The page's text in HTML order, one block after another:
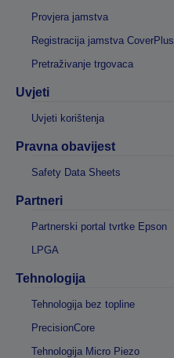
Provjera jamstva
Registracija jamstva CoverPlus
Pretraživanje trgovaca
Uvjeti
Uvjeti korištenja
Pravna obavijest
Safety Data Sheets
Partneri
Partnerski portal tvrtke Epson
LPGA
Tehnologija
Tehnologija bez topline
PrecisionCore
Tehnologija Micro Piezo